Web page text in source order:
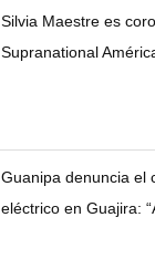
Silvia Maestre es
Supranational
Guanipa denuncia el
eléctrico en Guajira: